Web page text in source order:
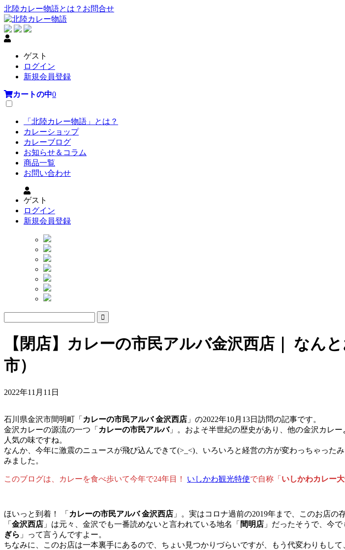
北陸カレー物語とは？ お問合せ
ゲスト
ログイン
新規会員登録
カートの中0
「北陸カレー物語」とは？
カレーショップ
カレーブログ
お知らせ＆コラム
商品一覧
お問い合わせ
ゲスト
ログイン
新規会員登録
【閉店】カレーの市民アルバ金沢西店｜ なん
市）
2022年11月11日
石川県金沢市間明町「 カレーの市民アルバ金沢西店 」の2022年10月13日訪問の記事です。
金沢カレーの源流の一つ「 カレーの市民アルバ」。およそ半世紀の歴史があり、他の金沢カレ
人気の味ですね。
なんか、今年に激震のニュースが飛び込んできて(>_<)、いろいろと経営の方が変わっちゃった
みました。
このブログは、カレーを食べ歩いて今年で24年目！ いしかわ観光特使で自称「 いしかわカレー
ほいっと到着！ 「 カレーの市民アルバ 金沢西店 」。実はコロナ過前の2019年まで、このお店
「 金沢西店 」は元々、金沢でも一番読めないと言われている地名「 間明店 」だったそうで、今
ぎら 」って言うんですよー。
ちなみに、このお店は一本裏手にあるので、ちょい見つかりづらいですが、もう代変わりもし